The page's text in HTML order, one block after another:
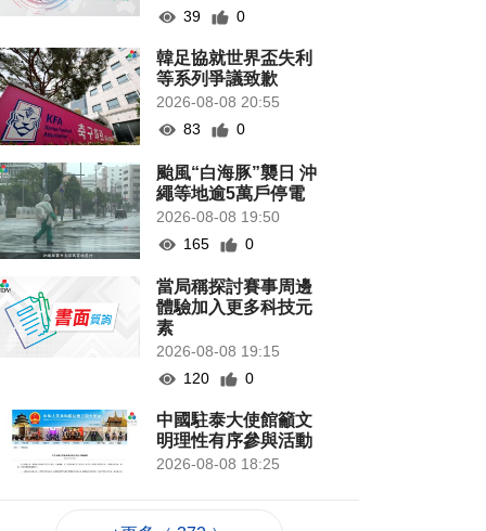
39
0
韓足協就世界盃失利
等系列爭議致歉
2026-08-08 20:55
83
0
颱風“白海豚”襲日 沖
繩等地逾5萬戶停電
2026-08-08 19:50
165
0
當局稱探討賽事周邊
體驗加入更多科技元
素
2026-08-08 19:15
120
0
中國駐泰大使館籲文
明理性有序參與活動
2026-08-08 18:25